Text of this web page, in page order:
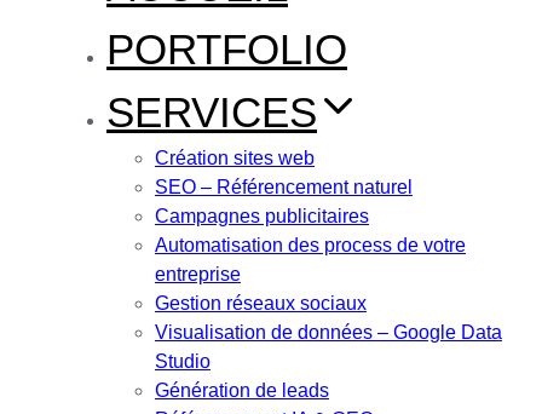
PORTFOLIO
SERVICES
Création sites web
SEO – Référencement naturel
Campagnes publicitaires
Automatisation des process de votre
entreprise
Gestion réseaux sociaux
Visualisation de données – Google Data
Studio
Génération de leads